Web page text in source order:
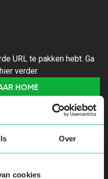
Over
cookies
URL te pakken hebt. Ga
verder.
HOME